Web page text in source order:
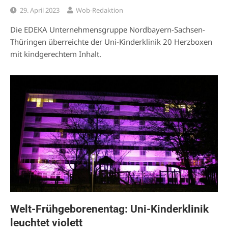
29. April 2023 Wob-Redaktion
Die EDEKA Unternehmensgruppe Nordbayern-Sachsen-
Thüringen überreichte der Uni-Kinderklinik 20 Herzboxen
mit kindgerechtem Inhalt.
Welt-Frühgeborenentag: Uni-Kinderklinik
leuchtet violett